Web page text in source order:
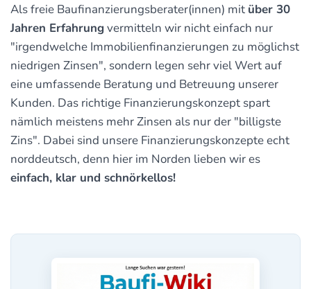
Als freie Baufinanzierungsberater(innen) mit über 30
Jahren Erfahrungvermitteln wir nicht einfach nur
"irgendwelche Immobilienfinanzierungen zu möglichst
niedrigen Zinsen", sondern legen sehr viel Wert auf
eine umfassende Beratung und Betreuung unserer
Kunden. Das richtige Finanzierungskonzept spart
nämlich meistens mehr Zinsen als nur der "billigste
Zins". Dabei sind unsere Finanzierungskonzepte echt
norddeutsch, denn hier im Norden lieben wir es
einfach, klar und schnörkellos!